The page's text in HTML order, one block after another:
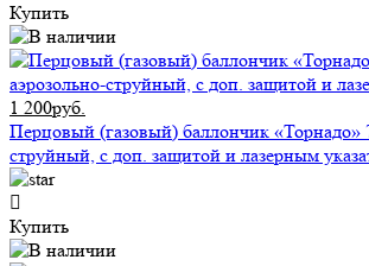
Купить
1 200руб.
Перцовый (газовый) баллончик «Торнадо»
струйный, с доп. защитой и лазерным
Купить